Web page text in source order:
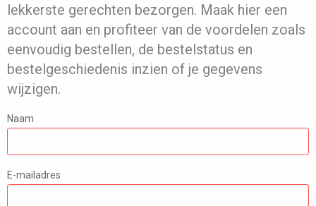
lekkerste gerechten bezorgen. Maak hier een
account aan en profiteer van de voordelen zoals
eenvoudig bestellen, de bestelstatus en
bestelgeschiedenis inzien of je gegevens
wijzigen.
Naam
E-mailadres